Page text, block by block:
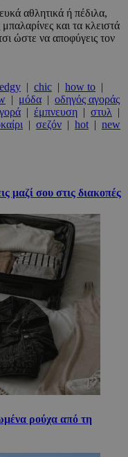
αθλητικά ή πέδιλα,
και τα κλειστά
ώστε να αποφύγεις τον
edgy | chic | how to |
| μόδα | οδηγός αγοράς
| έμπνευση | στυλ |
| σεζόν | hot | new
μαζί σου στις διακοπές
ρούχα από τη